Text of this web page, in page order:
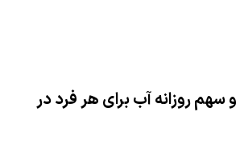
شهری غزه از بین رفته است و سهم روزانه آب برای هر فرد در